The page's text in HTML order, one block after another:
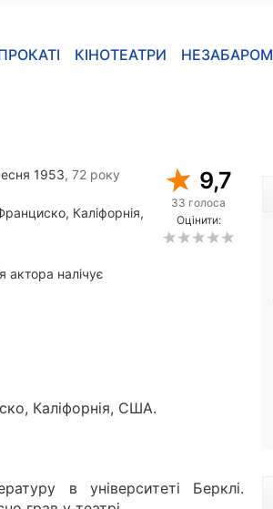
КІНОТЕАТРИ НЕЗАБАРОМ
1953, 72 року
Каліфорнія,
актора налічує
9,7
33 голоса
Оцінити:
Каліфорнія, США.
в університеті Берклі.